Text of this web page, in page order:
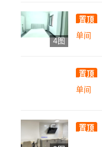
4图
置顶
单间
置顶
单间
置顶